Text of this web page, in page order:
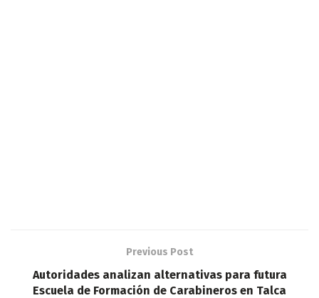
Previous Post
Autoridades analizan alternativas para futura
Escuela de Formación de Carabineros en Talca